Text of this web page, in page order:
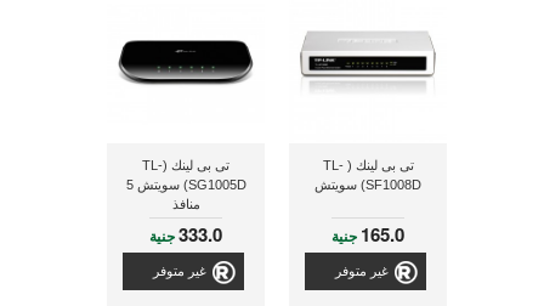
تى بى لينك ( TL-
SF1008D) سويتش
165.0 جنية
غير متوفر
تى بى لينك (TL-
SG1005D) سويتش 5
منافذ
333.0جنية
غير متوفر